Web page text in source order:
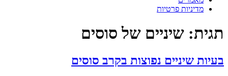
מדיניות פרטיות
תגית: שיניים של סוסים
בעיות שיניים נפוצות בקרב סוסים